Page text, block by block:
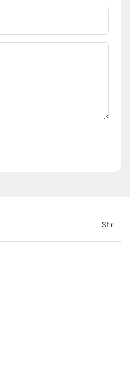
Ştiri
pentru o husă de saltea tip